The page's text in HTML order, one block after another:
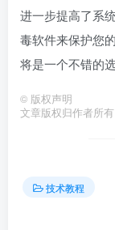
进一步提高了系
毒软件来保护您
将是一个不错的选
© 版权声明
文章版权归作者所
技术教程